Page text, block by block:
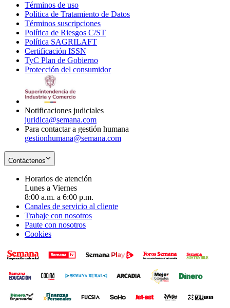
Términos de uso
in
new
window
Política de Tratamiento de Datos
Términos suscripciones
in
Política de Riesgos C/ST
Política SAGRILAFT
new
window
Certificación ISSN
in
new
TyC Plan de Gobierno
in
Protección del consumidorOpens
Notificaciones judiciales
juridica@semana.com
Para contactar a gestión humana
gestionhumana@semana.com
Contáctenos
Horarios de atención
Lunes a Viernes
8:00 a.m. a 6:00 p.m.
Canales de servicio al cliente
Trabaje con nosotros
Paute con nosotros
Cookies